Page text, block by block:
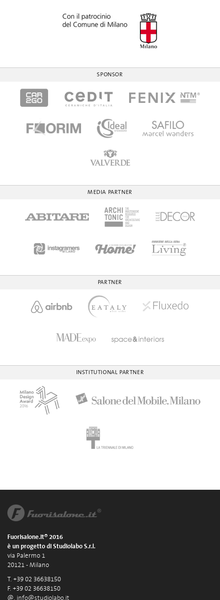
SPONSOR
MEDIA PARTNER
PARTNER
INSTITUTIONAL PARTNER
Fuorisalone.it® 2016
è un progetto di Studiolabo S.r.l.
via Palermo 1
20121 - Milano
T. +39 02 36638150
F. +39 02 36638150
@. info@studiolabo.it